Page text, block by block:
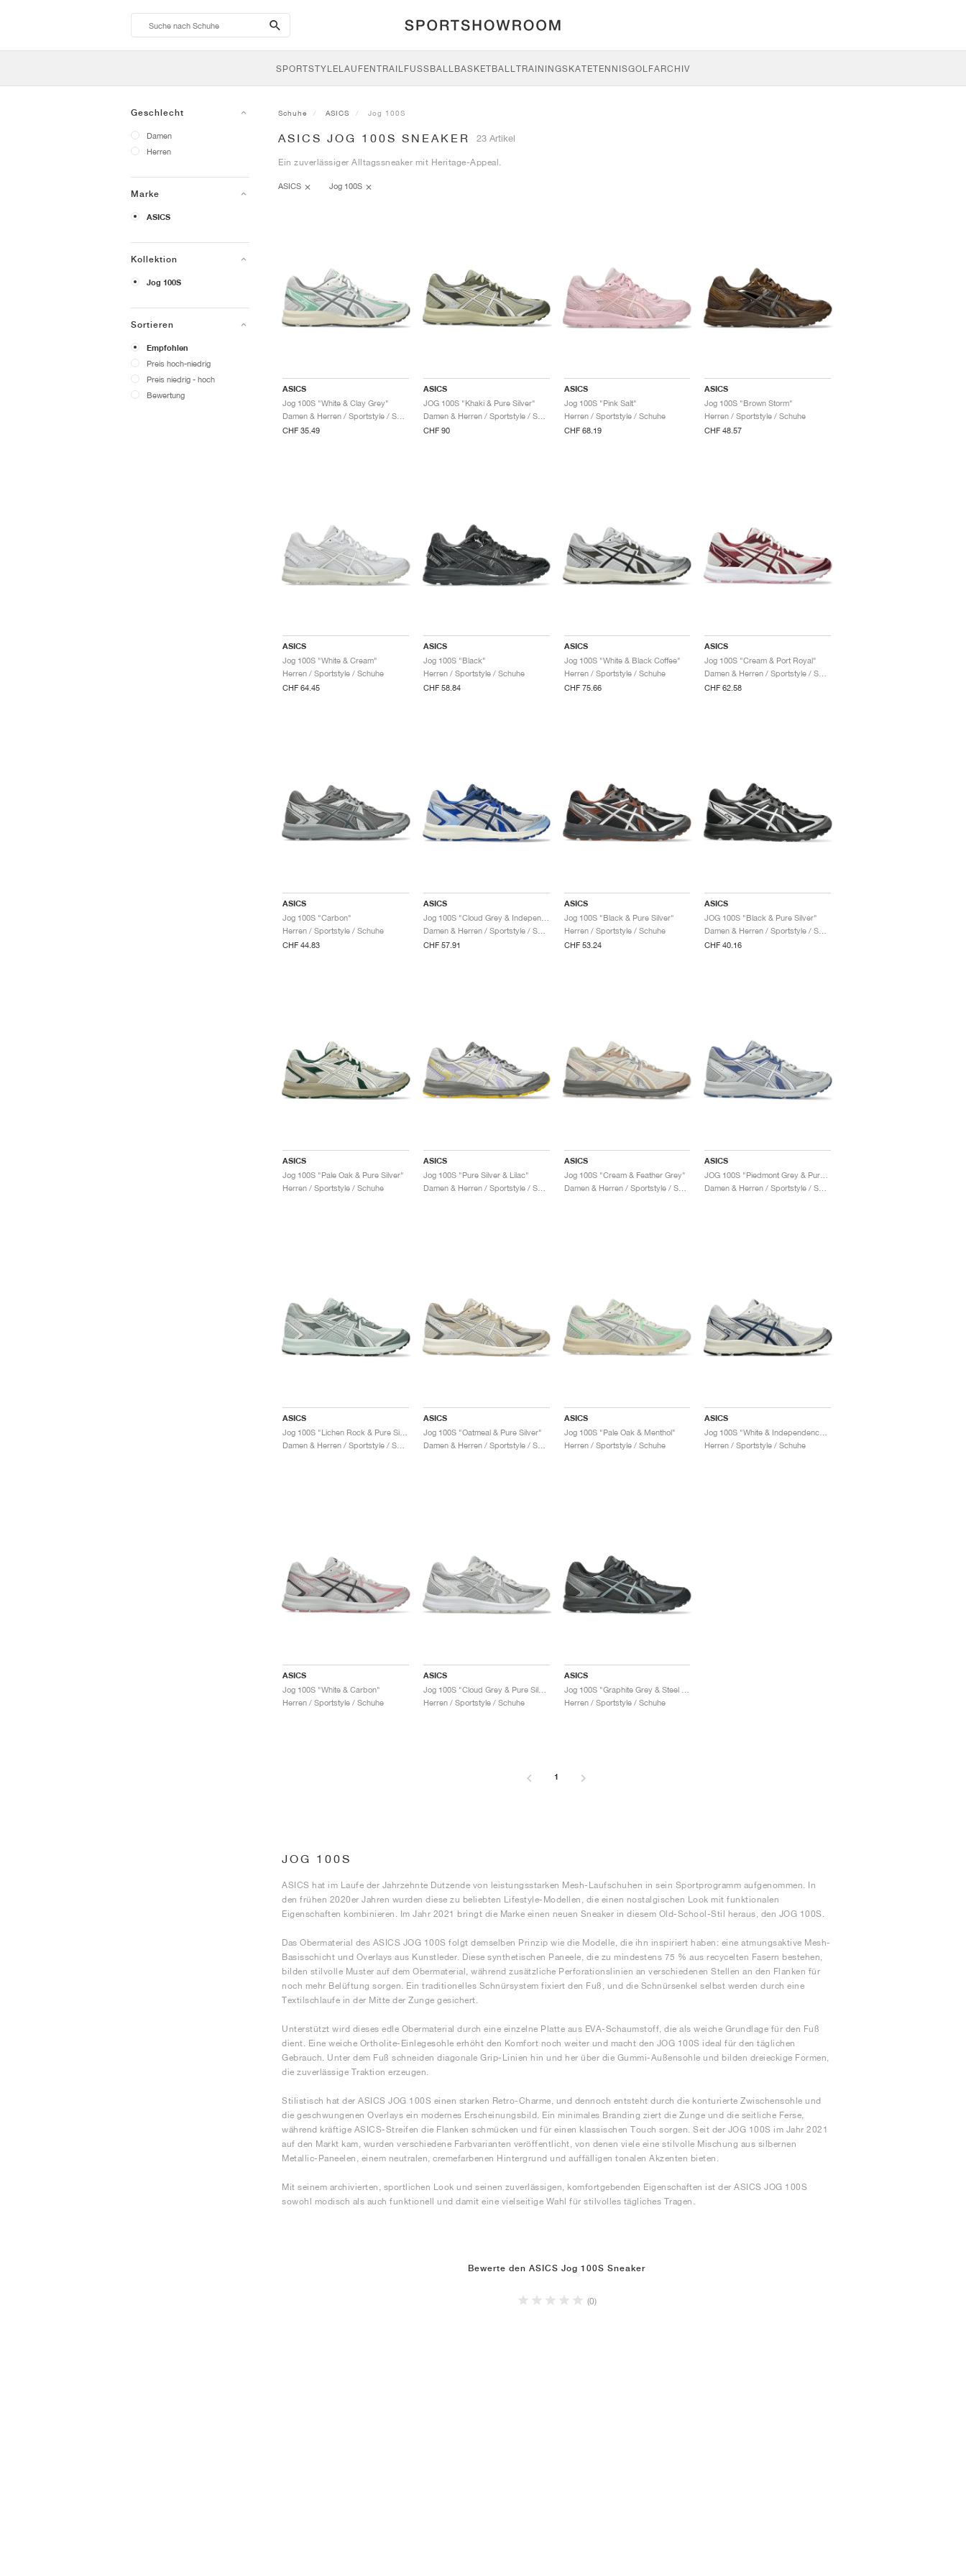
search-
btn
SPORTSTYLELAUFENTRAILFUSSBALL BASKETBALLTRAININGSKATETENNISGOLFARCHIV
Geschlecht
Damen
Herren
Marke
ASICS
Kollektion
Jog 100S
Sortieren
Empfohlen
Preis hoch-niedrig
Preis niedrig - hoch
Bewertung
Schuhe ASICS Jog 100S
ASICS JOG 100S SNEAKER 23 Artikel
Ein zuverlässiger Alltagssneaker mit Heritage-Appeal.
ASICS Jog 100S
ASICS
Jog 100S "White & Clay Grey"
CHF 35.49
ASICS
JOG 100S "Khaki & Pure Silver"
Damen & Herren / Sportstyle / Schuhe
CHF 90
ASICS
Jog 100S "Pink Salt"
Herren / Sportstyle / Schuhe
CHF 68.19
ASICS
Jog 100S "Brown Storm"
Herren / Sportstyle / Schuhe
CHF 48.57
ASICS
Jog 100S "White & Cream"
Herren / Sportstyle / Schuhe
CHF 64.45
ASICS
Jog 100S "Black"
Herren / Sportstyle / Schuhe
CHF 58.84
ASICS
Jog 100S "White & Black Coffee"
Herren / Sportstyle / Schuhe
CHF 75.66
ASICS
Jog 100S "Cream & Port Royal"
CHF 62.58
ASICS
Jog 100S "Carbon"
Herren / Sportstyle / Schuhe
CHF 44.83
ASICS
Jog 100S "Cloud Grey & Independence Blue"
Damen & Herren / Sportstyle / Schuhe
CHF 57.91
ASICS
Jog 100S "Black & Pure Silver"
Herren / Sportstyle / Schuhe
CHF 53.24
ASICS
JOG 100S "Black & Pure Silver"
CHF 40.16
ASICS
Jog 100S "Pale Oak & Pure Silver"
Herren / Sportstyle / Schuhe
ASICS
Jog 100S "Pure Silver & Lilac"
Damen & Herren / Sportstyle / Schuhe
ASICS
Jog 100S "Cream & Feather Grey"
Damen & Herren / Sportstyle / Schuhe
ASICS
ASICS ASICS
Jog 100S "Oatmeal & Pure Silver"
Damen & Herren / Sportstyle / Schuhe
ASICS
Jog 100S "Pale Oak & Menthol"
Herren / Sportstyle / Schuhe
ASICS
Herren / Sportstyle / Schuhe
ASICS
Jog 100S "White & Carbon"
Herren / Sportstyle / Schuhe
ASICS
Jog 100S "Cloud Grey & Pure Silver"
Herren / Sportstyle / Schuhe
ASICS
Herren / Sportstyle / Schuhe
1
JOG 100S
ASICS hat im Laufe der Jahrzehnte Dutzende von leistungsstarken Mesh-Laufschuhen in sein Sportprogramm aufgenommen. In
den frühen 2020er Jahren wurden diese zu beliebten Lifestyle-Modellen, die einen nostalgischen Look mit funktionalen
Eigenschaften kombinieren. Im Jahr 2021 bringt die Marke einen neuen Sneaker in diesem Old-School-Stil heraus, den JOG 100S.
Das Obermaterial des ASICS JOG 100S folgt demselben Prinzip wie die Modelle, die ihn inspiriert haben: eine atmungsaktive Mesh-
Basisschicht und Overlays aus Kunstleder. Diese synthetischen Paneele, die zu mindestens 75 % aus recycelten Fasern bestehen,
bilden stilvolle Muster auf dem Obermaterial, während zusätzliche Perforationslinien an verschiedenen Stellen an den Flanken für
noch mehr Belüftung sorgen. Ein traditionelles Schnürsystem fixiert den Fuß, und die Schnürsenkel selbst werden durch eine
Textilschlaufe in der Mitte der Zunge gesichert.
Unterstützt wird dieses edle Obermaterial durch eine einzelne Platte aus EVA-Schaumstoff, die als weiche Grundlage für den Fuß
dient. Eine weiche Ortholite-Einlegesohle erhöht den Komfort noch weiter und macht den JOG 100S ideal für den täglichen
Gebrauch. Unter dem Fuß schneiden diagonale Grip-Linien hin und her über die Gummi-Außensohle und bilden dreieckige Formen,
die zuverlässige Traktion erzeugen.
Stilistisch hat der ASICS JOG 100S einen starken Retro-Charme, und dennoch entsteht durch die konturierte Zwischensohle und
die geschwungenen Overlays ein modernes Erscheinungsbild. Ein minimales Branding ziert die Zunge und die seitliche Ferse,
während kräftige ASICS-Streifen die Flanken schmücken und für einen klassischen Touch sorgen. Seit der JOG 100S im Jahr 2021
auf den Markt kam, wurden verschiedene Farbvarianten veröffentlicht, von denen viele eine stilvolle Mischung aus silbernen
Metallic-Paneelen, einem neutralen, cremefarbenen Hintergrund und auffälligen tonalen Akzenten bieten.
Mit seinem archivierten, sportlichen Look und seinen zuverlässigen, komfortgebenden Eigenschaften ist der ASICS JOG 100S
sowohl modisch als auch funktionell und damit eine vielseitige Wahl für stilvolles tägliches Tragen.
Bewerte den ASICS Jog 100S Sneaker
(0)